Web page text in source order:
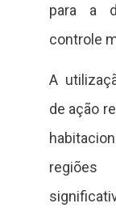
para a
controle
A
de ação